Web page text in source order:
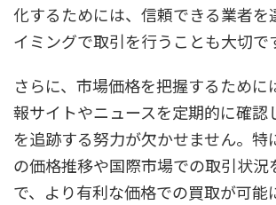
化するためには、信頼できる業者を
イミングで取引を行うことも大切で
さらに、市場価格を把握するために
報サイトやニュースを定期的に確認
を追跡する努力が欠かせません。特
の価格推移や国際市場での取引状況
で、より有利な価格での買取が可能